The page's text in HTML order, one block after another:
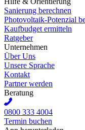
Sanierung berechnen
Photovoltaik-Potenzial
Kaufbudget ermitteln
Ratgeber
Unternehmen
Über Uns
Unsere Sprache
Kontakt
Partner werden
Beratung
0800 333 4004
Termin buchen